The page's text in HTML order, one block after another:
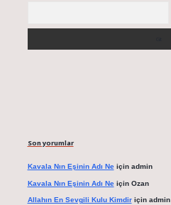
Son yorumlar
Kavala Nın Eşinin Adı Neiçin admin
Kavala Nın Eşinin Adı Neiçin Ozan
Allahın En Sevgili Kulu Kimdiriçin admin